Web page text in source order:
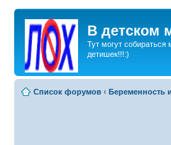
В детском
Тут могут
детишек!!!:)
Список форумов ‹ Беременность